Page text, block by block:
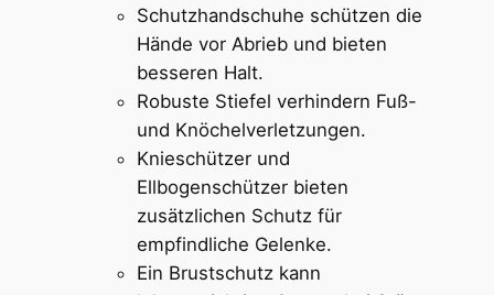
Schutzhandschuhe schützen die
Hände vor Abrieb und bieten
besseren Halt.
Robuste Stiefel verhindern Fuß-
und Knöchelverletzungen.
Knieschützer und
Ellbogenschützer bieten
zusätzlichen Schutz für
empfindliche Gelenke.
Ein Brustschutz kann